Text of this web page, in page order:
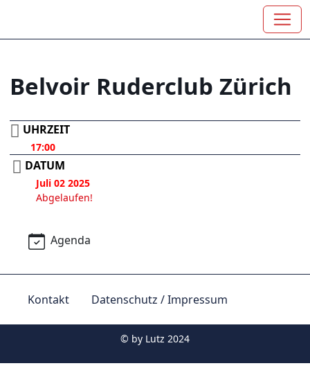
Belvoir Ruderclub Zürich
UHRZEIT
17:00
DATUM
Juli 02 2025
Abgelaufen!
Agenda
Kontakt Datenschutz / Impressum
© by Lutz 2024